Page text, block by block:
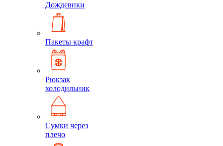
Дождевики
Пакеты крафт
Рюкзак
холодильник
Сумки через
плечо